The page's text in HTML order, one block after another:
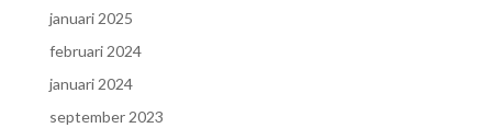
januari 2025
februari 2024
januari 2024
september 2023